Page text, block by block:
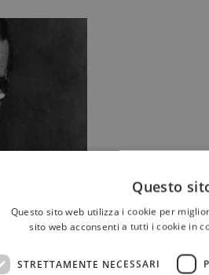
Young
nella
Questo
Questo sito web utilizza i cookie per
sito web acconsenti a tutti i cookie in
STRETTAMENTE NECESSARI